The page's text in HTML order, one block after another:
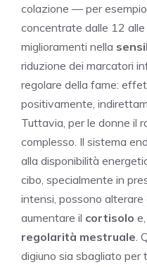
colazione — per
concentrate dalle 12
miglioramenti nella
riduzione dei marcatori
regolare della fame:
positivamente,
Tuttavia, per le donne il
complesso. Il sistema
alla disponibilità
cibo, specialmente in
intensi, possono alterare
aumentare il cortisolo
regolarità mestruale.
digiuno sia sbagliato per